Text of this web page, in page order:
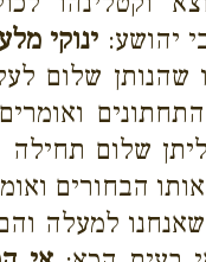
יהושע: ינוקי
שהנותן שלום
שלום תחילה
אותו הבחורים
למעלה